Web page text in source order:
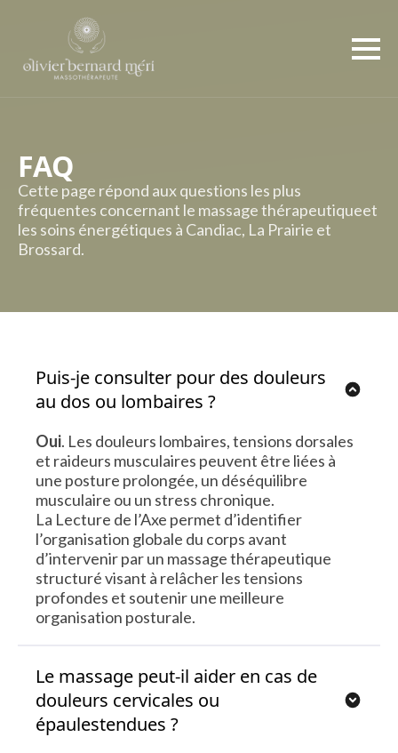
FAQ
Cette page répond aux questions les plus
fréquentes concernant le massage thérapeutiqueet
les soins énergétiques à Candiac, La Prairie et
Brossard.
Puis-je consulter pour des douleurs
au dos ou lombaires ?
Oui. Les douleurs lombaires, tensions dorsales
et raideurs musculaires peuvent être liées à
une posture prolongée, un déséquilibre
musculaire ou un stress chronique.
La Lecture de l’Axe permet d’identifier
l’organisation globale du corps avant
d’intervenir par un massage thérapeutique
structuré visant à relâcher les tensions
profondes et soutenir une meilleure
organisation posturale.
Le massage peut-il aider en cas de
douleurs cervicales ou
épaulestendues ?